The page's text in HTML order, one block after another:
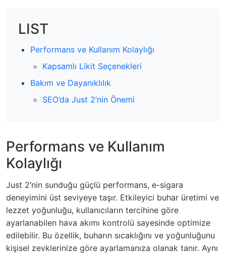
LIST
Performans ve Kullanım Kolaylığı
Kapsamlı Likit Seçenekleri
Bakım ve Dayanıklılık
SEO’da Just 2’nin Önemi
Performans ve Kullanım
Kolaylığı
Just 2’nin sunduğu güçlü performans, e-sigara
deneyimini üst seviyeye taşır. Etkileyici buhar üretimi ve
lezzet yoğunluğu, kullanıcıların tercihine göre
ayarlanabilen hava akımı kontrolü sayesinde optimize
edilebilir. Bu özellik, buharın sıcaklığını ve yoğunluğunu
kişisel zevklerinize göre ayarlamanıza olanak tanır. Aynı